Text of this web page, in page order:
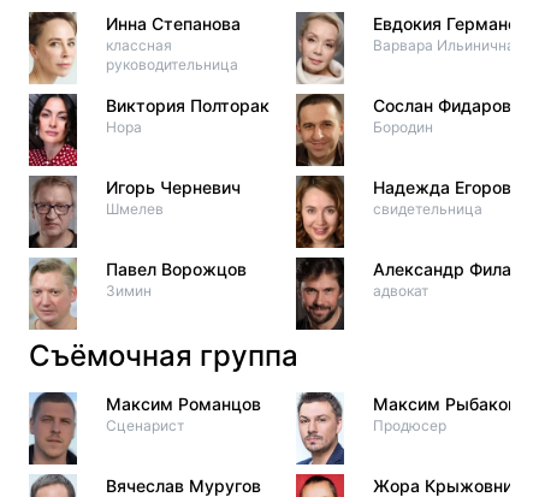
Инна Степанова
классная
руководительница
Виктория Полторак
Нора
Игорь Черневич
Шмелев
Павел Ворожцов
Зимин
Евдокия Германова
Варвара Ильинична
Сослан Фидаров
Бородин
Надежда Егорова
свидетельница
Александр Филатов
адвокат
Съёмочная группа
Максим Романцов
Сценарист
Вячеслав Муругов
Максим Рыбаков
Продюсер
Жора